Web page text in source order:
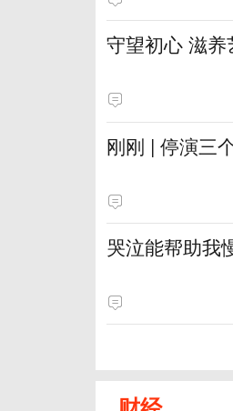
守望初心 滋
刚刚 | 停演三
哭泣能帮助我